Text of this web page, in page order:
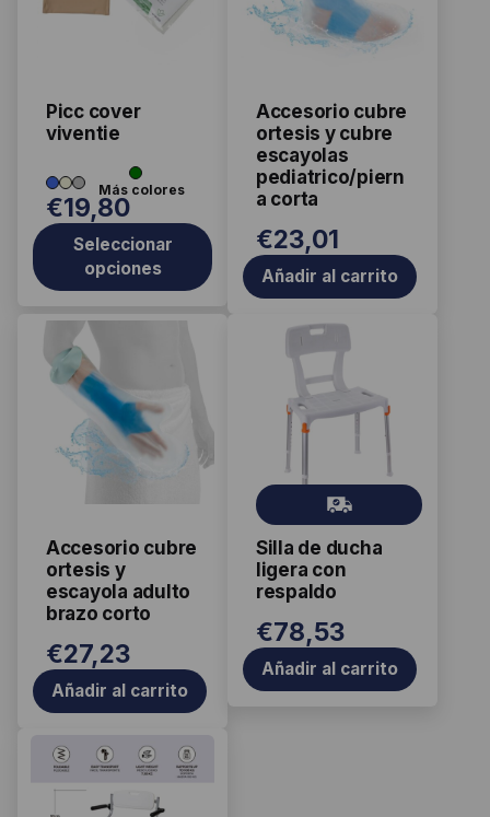
Picc cover
viventie
€19,80
Seleccionar
opciones
variantes.
pueden
en
página
producto
Accesorio cubre
ortesis y cubre
escayolas
pediatrico/piern
a corta
€23,01
Añadir al carrito
Accesorio cubre
ortesis y
escayola adulto
brazo corto
€27,23
Añadir al carrito
Silla de ducha
ligera con
respaldo
Gr
ati
s
€78,53
Añadir al carrito